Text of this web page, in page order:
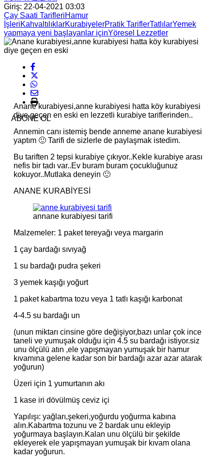
Giriş: 22-04-2021 03:03
Çay Saati TarifleriHamur
İşleriKahvaltılıklarKurabiyelerPratik TariflerTatlılarYemek
yapmaya yeni başlayanlar içinYöresel Lezzetler
ABONE OL
Anane kurabiyesi,anne kurabiyesi hatta köy kurabiyesi
diye geçen en eski en lezzetli kurabiye tariflerinden..
Annemin canı istemiş bende anneme anane kurabiyesi
yaptım 🙂 Tarifi de sizlerle de paylaşmak istedim.
Bu tariften 2 tepsi kurabiye çıkıyor..Kekle kurabiye arası
nefis bir tadı var..Ev buram buram çocukluğunuz
kokuyor..Mutlaka deneyin 🙂
ANANE KURABİYESİ
annane kurabiyesi tarifi
Malzemeler: 1 paket tereyağı veya margarin
1 çay bardağı sıvıyağ
1 su bardağı pudra şekeri
3 yemek kaşığı yoğurt
1 paket kabartma tozu veya 1 tatlı kaşığı karbonat
4-4.5 su bardağı un
(unun miktarı cinsine göre değişiyor,bazı unlar çok ince
taneli ve yumuşak olduğu için 4.5 su bardağı istiyor.siz
unu ölçülü atın ,ele yapışmayan yumuşak bir hamur
kıvamına gelene kadar son bir bardağı azar azar atarak
yoğurun)
Üzeri için 1 yumurtanın akı
1 kase iri dövülmüş ceviz içi
Yapılışı: yağları,şekeri,yoğurdu yoğurma kabına
alın.Kabartma tozunu ve 2 bardak unu ekleyip
yoğurmaya başlayın.Kalan unu ölçülü bir şekilde
ekleyerek ele yapışmayan yumuşak bir kıvam olana
kadar yoğurun.